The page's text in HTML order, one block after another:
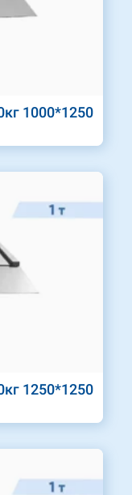
1000*1250
1250*1250